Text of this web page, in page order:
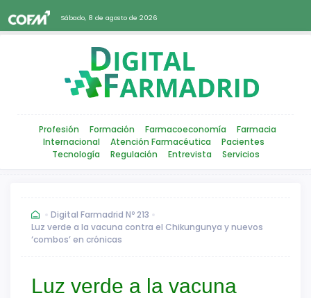
Sábado, 8 de agosto de 2026
Profesión Formación Farmacoeconomía
Farmacia
Internacional
Atención Farmacéutica
Pacientes
Tecnología
Regulación Entrevista Servicios
Digital Farmadrid Nº 213
Luz verde a la vacuna contra el Chikungunya y nuevos
‘combos’ en crónicas
Luz verde a la vacuna